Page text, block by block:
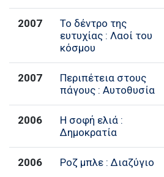
2007
Το δέντρο της
ευτυχίας : Λαοί του
κόσμου
2007
Περιπέτεια στους
πάγους : Αυτοθυσία
2006
Η σοφή ελιά :
Δημοκρατία
2006 Ροζ μπλε : Διαζύγιο